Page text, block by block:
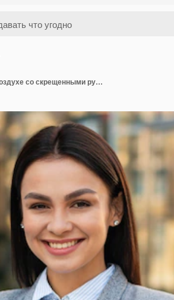
Смайлик бизнесвумен позирует на открытом воздухе со скрещенными руками и копией пространства